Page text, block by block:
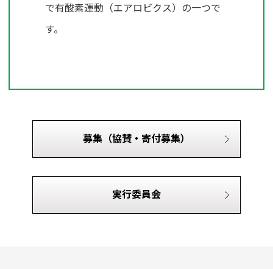
で有酸素運動（エアロビクス）の一つで
す。
募集（協賛・寄付募集）
実行委員会